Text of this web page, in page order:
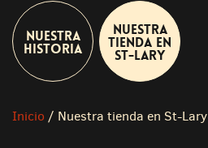
Nuestra
historia
Nuestra
tienda en
St-Lary
Inicio / Nuestra tienda en St-Lary